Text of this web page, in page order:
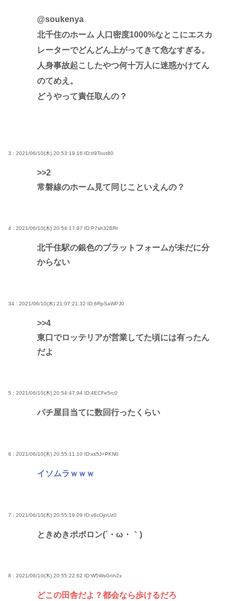
@soukenya
北千住のホーム 人口密度1000%なとこにエスカ
レーターでどんどん上がってきて危なすぎる。
人身事故起こしたやつ何十万人に迷惑かけてん
のてめえ。
どうやって責任取んの？
3 : 2021/06/10(木) 20:53:19.16 ID:tI9Toot80
>>2
常磐線のホーム見て同じこといえんの？
4 : 2021/06/10(木) 20:54:17.97 ID:P7sh32BRr
北千住駅の銀色のプラットフォームが未だに分
からない
34 : 2021/06/10(木) 21:07:21.32 ID:6RpSaWPJ0
>>4
東口でロッテリアが営業してた頃には有ったん
だよ
5 : 2021/06/10(木) 20:54:47.94 ID:4ECFe5rc0
パチ屋目当てに数回行ったくらい
6 : 2021/06/10(木) 20:55:11.10 ID:xs5J+PKN0
イソムラｗｗｗ
7 : 2021/06/10(木) 20:55:19.09 ID:v8cOjnUz0
ときめきポポロン(´・ω・｀)
8 : 2021/06/10(木) 20:55:22.62 ID:W5WsGnh2x
どこの田舎だよ？都会なら歩けるだろ